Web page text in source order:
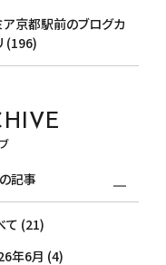
ア京都駅前のブログカ
(196)
記事
て (21)
年6月 (4)